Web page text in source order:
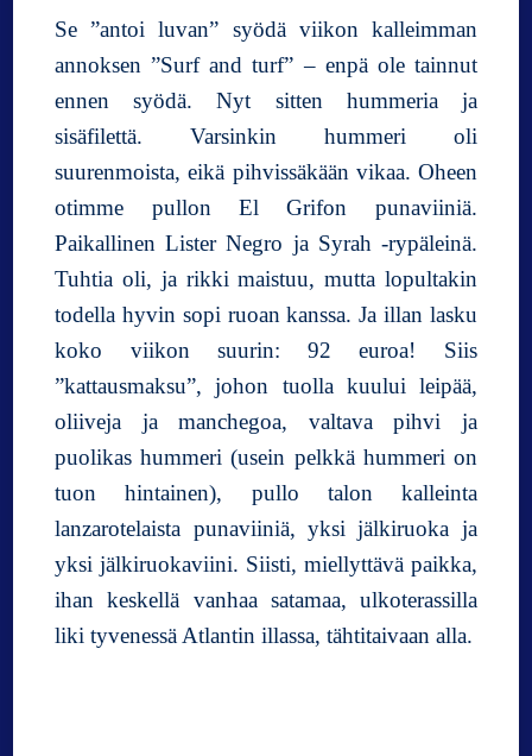
Se ”antoi luvan” syödä viikon kalleimman
annoksen ”Surf and turf” – enpä ole tainnut
ennen syödä. Nyt sitten hummeria ja
sisäfilettä. Varsinkin hummeri oli
suurenmoista, eikä pihvissäkään vikaa. Oheen
otimme pullon El Grifon punaviiniä.
Paikallinen Lister Negro ja Syrah -rypäleinä.
Tuhtia oli, ja rikki maistuu, mutta lopultakin
todella hyvin sopi ruoan kanssa. Ja illan lasku
koko viikon suurin: 92 euroa! Siis
”kattausmaksu”, johon tuolla kuului leipää,
oliiveja ja manchegoa, valtava pihvi ja
puolikas hummeri (usein pelkkä hummeri on
tuon hintainen), pullo talon kalleinta
lanzarotelaista punaviiniä, yksi jälkiruoka ja
yksi jälkiruokaviini. Siisti, miellyttävä paikka,
ihan keskellä vanhaa satamaa, ulkoterassilla
liki tyvenessä Atlantin illassa, tähtitaivaan alla.